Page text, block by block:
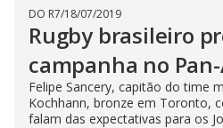
DO R7/18/07/2019
Rugby brasileiro
campanha no
Felipe Sancery, capitão do time
Kochhann, bronze em Toronto,
falam das expectativas para os